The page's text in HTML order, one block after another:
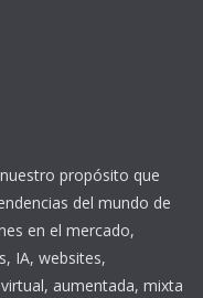
propósito que
del mundo de
en el mercado,
IA, websites,
aumentada, mixta